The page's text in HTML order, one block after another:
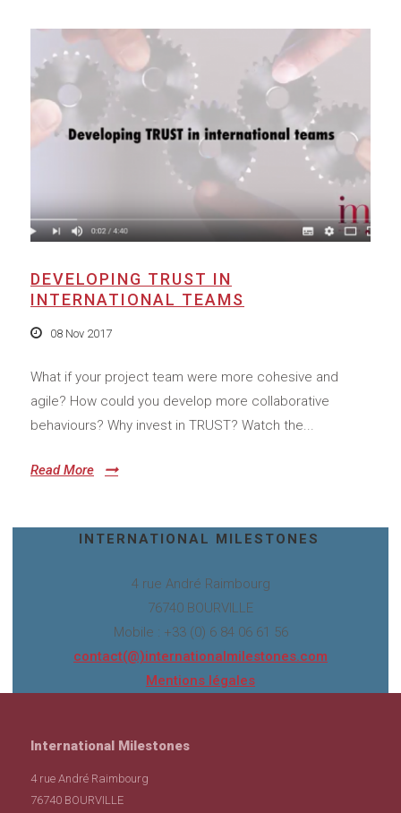
DEVELOPING TRUST IN
INTERNATIONAL TEAMS
08 Nov 2017
What if your project team were more cohesive and
agile? How could you develop more collaborative
behaviours? Why invest in TRUST? Watch the...
Read More
INTERNATIONAL MILESTONES
4 rue André Raimbourg
76740 BOURVILLE
Mobile : +33 (0) 6 84 06 61 56
contact(@)internationalmilestones.com
Mentions légales
International Milestones
4 rue André Raimbourg
76740 BOURVILLE